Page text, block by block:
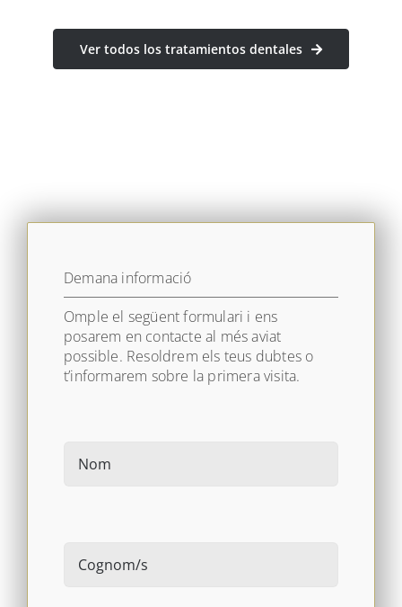
Ver todos los tratamientos dentales
Demana informació
Omple el següent formulari i ens
posarem en contacte al més aviat
possible. Resoldrem els teus dubtes o
t’informarem sobre la primera visita.